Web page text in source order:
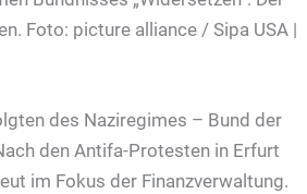
des Naziregimes – Bund der
den Antifa-Protesten in Erfurt
im Fokus der Finanzverwaltung.